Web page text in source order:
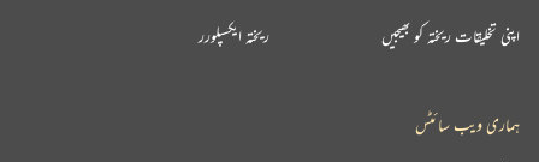
اپنی تخلیقات ریختہ کو بھیجیں ریختہ ایکسپلورر
ہماری ویب سائٹس